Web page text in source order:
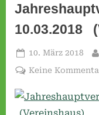
10.03.2018
Posted
on
10. März 2018
Keine